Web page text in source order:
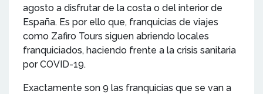
agosto a disfrutar de la costa o del interior de
España. Es por ello que, franquicias de viajes
como Zafiro Tours siguen abriendo locales
franquiciados, haciendo frente a la crisis sanitaria
por COVID-19.
Exactamente son 9 las franquicias que se van a